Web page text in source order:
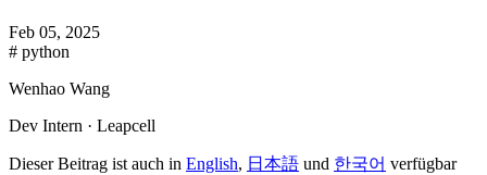
Feb 05, 2025
# python
Wenhao Wang
Dev Intern · Leapcell
Dieser Beitrag ist auch in English, 日本語 und 한국어 verfügbar